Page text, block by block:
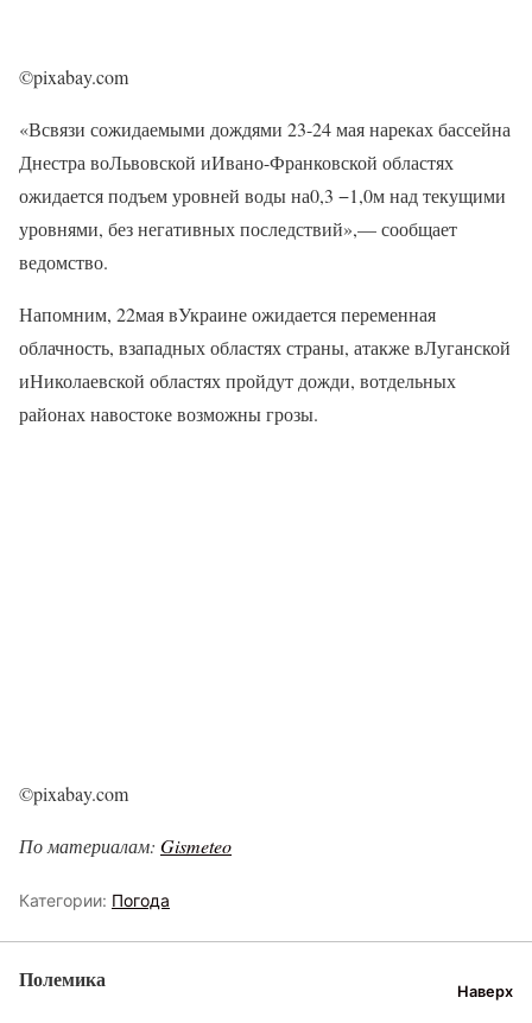
©pixabay.com
«Всвязи сожидаемыми дождями 23-24 мая нареках бассейна
Днестра воЛьвовской иИвано-Франковской областях
ожидается подъем уровней воды на0,3 −1,0м над текущими
уровнями, без негативных последствий»,— сообщает
ведомство.
Напомним, 22мая вУкраине ожидается переменная
облачность, взападных областях страны, атакже вЛуганской
иНиколаевской областях пройдут дожди, вотдельных
районах навостоке возможны грозы.
©pixabay.com
По материалам: Gismeteo
Категории: Погода
Полемика Наверх